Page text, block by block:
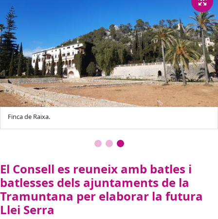
Finca de Raixa.
El Consell es reuneix amb batles i
batlesses dels ajuntaments de la
Tramuntana per elaborar la futura
Llei Serra